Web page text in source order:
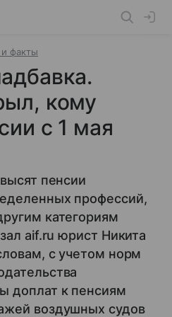
факты
кому
с 1 мая
пенсии
профессий,
категориям
aif.ru юрист Никита
с учетом норм
доплат к пенсиям
воздушных судов